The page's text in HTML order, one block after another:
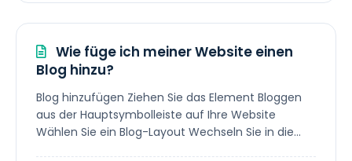
Wie füge ich meiner Website einen
Blog hinzu?
Blog hinzufügen Ziehen Sie das Element Bloggen
aus der Hauptsymbolleiste auf Ihre Website
Wählen Sie ein Blog-Layout Wechseln Sie in die...